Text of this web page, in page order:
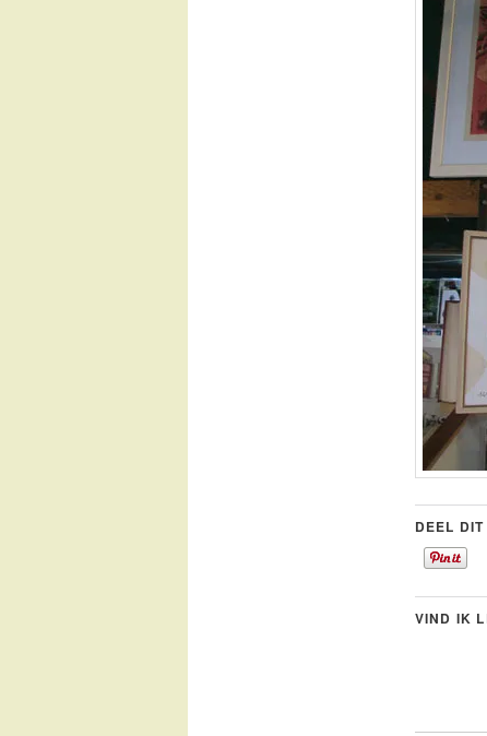
DEEL DIT
VIND IK